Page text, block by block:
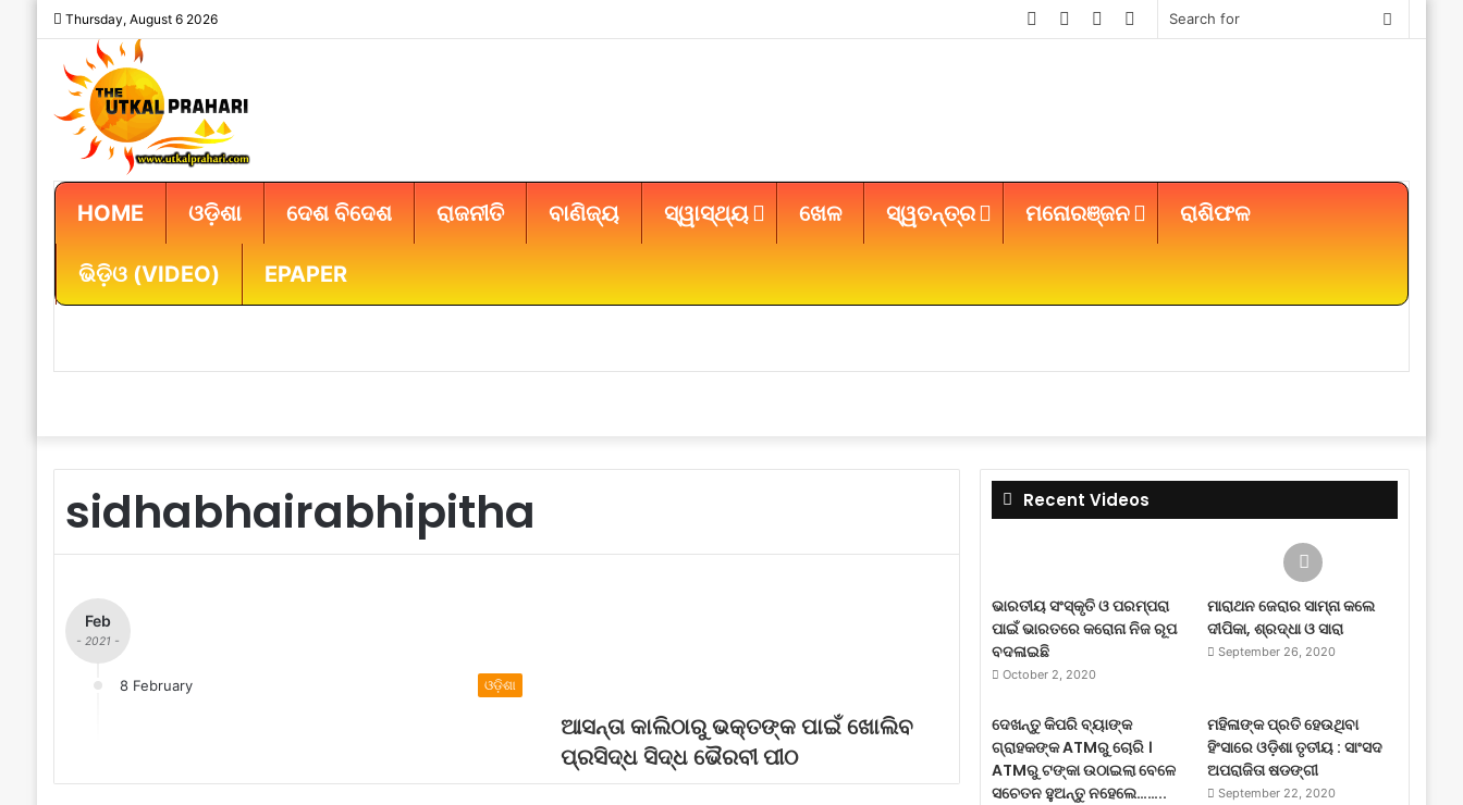
Thursday, August 6 2026
Search
Instagram
YouTube
Twitter
Facebook
HOME ଓଡ଼ିଶା ଦେଶ ବିଦେଶ ରାଜନୀତି ବାଣିଜ୍ୟ ସ୍ୱାସ୍ଥ୍ୟ ଖେଳ ସ୍ୱତନ୍ତ୍ର ମନୋରଞ୍ଜନ ରାଶିଫଳ
ଭିଡ଼ିଓ (VIDEO) EPAPER
sidhabhairabhipitha
Feb
- 2021 -
8 February ଓଡ଼ିଶା
ଆସନ୍ତା କାଲିଠାରୁ ଭକ୍ତଙ୍କ ପାଇଁ ଖୋଲିବ
ପ୍ରସିଦ୍ଧ ସିଦ୍ଧ ଭୈରବୀ ପୀଠ
Recent Videos
ଭାରତୀୟ ସଂସ୍କୃତି ଓ ପରମ୍ପରା
ପାଇଁ ଭାରତରେ କରୋନା ନିଜ ରୂପ
ବଦଳାଇଛି
October 2, 2020
ମାରାଥନ ଜେରାର ସାମ୍ନା କଲେ
ଦୀପିକା, ଶ୍ରଦ୍ଧା ଓ ସାରା
September 26, 2020
ଦେଖନ୍ତୁ କିପରି ବ୍ୟାଙ୍କ
ଗ୍ରାହକଙ୍କ ATMରୁ ଚୋରି ।
ATMରୁ ଟଙ୍କା ଉଠାଇଲା ବେଳେ
ସଚେତନ ହୁଅନ୍ତୁ ନହେଲେ……..
ମହିଳାଙ୍କ ପ୍ରତି ହେଉଥିବା
ହିଂସାରେ ଓଡ଼ିଶା ତୃତୀୟ : ସାଂସଦ
ଅପରାଜିତା ଷଡଙ୍ଗୀ
September 22, 2020